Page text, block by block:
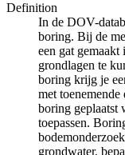
Definition
In de DOV-
boring. Bij de
een gat
grondlagen te
boring krijg je
met
boring geplaatst
toepassen.
grondwater,